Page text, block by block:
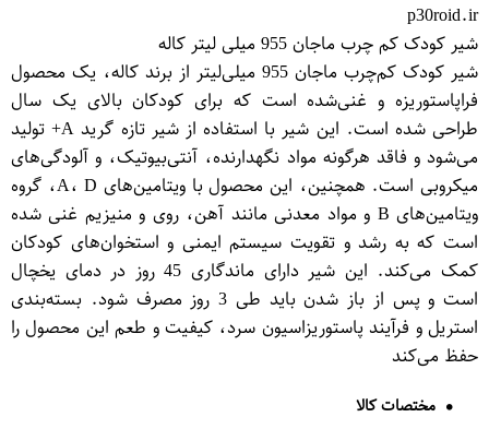
p30roid.ir
شیر کودک کم چرب ماجان 955 میلی لیتر کاله
شیر کودک کم‌چرب ماجان 955 میلی‌لیتر از برند کاله، یک محصول
فراپاستوریزه و غنی‌شده است که برای کودکان بالای یک سال
طراحی شده است. این شیر با استفاده از شیر تازه گرید A+ تولید
می‌شود و فاقد هرگونه مواد نگهدارنده، آنتی‌بیوتیک، و آلودگی‌های
میکروبی است. همچنین، این محصول با ویتامین‌های A، D، گروه
ویتامین‌های B و مواد معدنی مانند آهن، روی و منیزیم غنی شده
است که به رشد و تقویت سیستم ایمنی و استخوان‌های کودکان
کمک می‌کند. این شیر دارای ماندگاری 45 روز در دمای یخچال
است و پس از باز شدن باید طی 3 روز مصرف شود. بسته‌بندی
استریل و فرآیند پاستوریزاسیون سرد، کیفیت و طعم این محصول را
حفظ می‌کند
مختصات کالا